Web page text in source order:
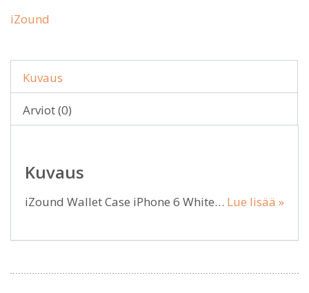
iZound
Kuvaus
Arviot (0)
Kuvaus
iZound Wallet Case iPhone 6 White… Lue lisää »